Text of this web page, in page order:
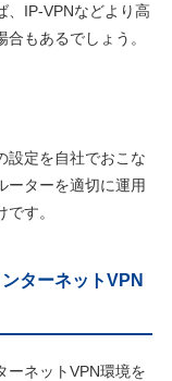
、IP-VPNなどより高
もあるでしょう。
設定を自社でおこな
ーターを適切に運用
す。
ターネットVPN
ーネットVPN環境を